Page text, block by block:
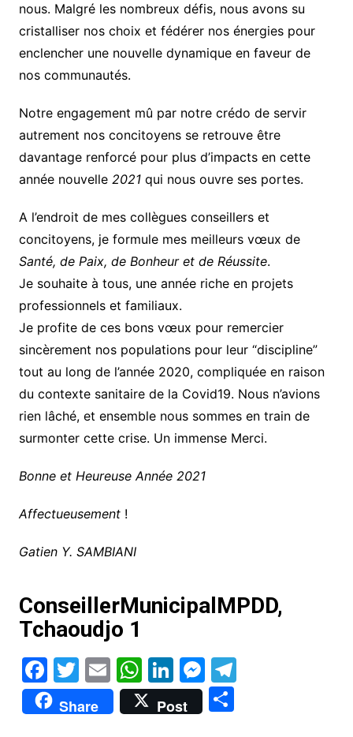
nous. Malgré les nombreux défis, nous avons su
cristalliser nos choix et fédérer nos énergies pour
enclencher une nouvelle dynamique en faveur de
nos communautés.
Notre engagement mû par notre crédo de servir
autrement nos concitoyens se retrouve être
davantage renforcé pour plus d’impacts en cette
année nouvelle 2021qui nous ouvre ses portes.
A l’endroit de mes collègues conseillers et
concitoyens, je formule mes meilleurs vœux de
Santé, de Paix, de Bonheur et de Réussite.
Je souhaite à tous, une année riche en projets
professionnels et familiaux.
Je profite de ces bons vœux pour remercier
sincèrement nos populations pour leur “discipline”
tout au long de l’année 2020, compliquée en raison
du contexte sanitaire de la Covid19. Nous n’avions
rien lâché, et ensemble nous sommes en train de
surmonter cette crise. Un immense Merci.
Bonne et Heureuse Année 2021
Affectueusement!
Gatien Y. SAMBIANI
ConseillerMunicipalMPDD,
Tchaoudjo 1
F
a
c
T
w
itt
E
m
ai
W
h
at
Li
n
k
M
e
s
T
Share Post
P